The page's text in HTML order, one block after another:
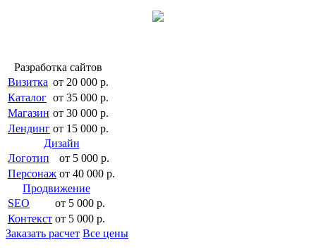
Разработка сайтов
Визитка от 20 000 р.
Каталог от 35 000 р.
Магазин от 30 000 р.
Лендинг от 15 000 р.
Дизайн
Логотип
от 5 000 р.
Персонаж от 40 000 р.
Продвижение
SEO
от 5 000 р.
Контекст от 5 000 р.
Заказать расчет Все цены